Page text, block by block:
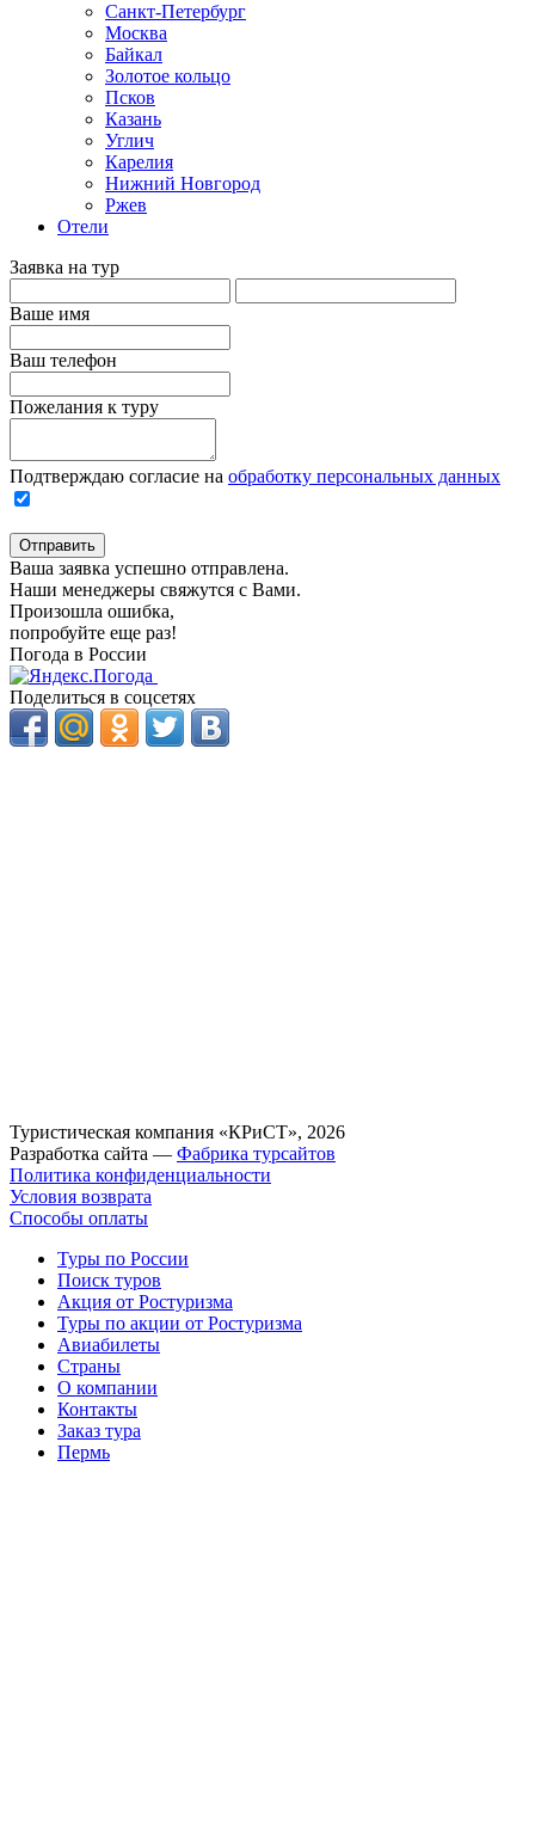
Санкт-Петербург
Москва
Байкал
Золотое кольцо
Псков
Казань
Углич
Карелия
Нижний Новгород
Ржев
Отели
Заявка на тур
Ваше имя
Ваш телефон
Пожелания к туру
Подтверждаю согласие на обработку персональных данных
Отправить
Ваша заявка успешно отправлена.
Наши менеджеры свяжутся с Вами.
Произошла ошибка,
попробуйте еще раз!
Погода в России
Поделиться в соцсетях
Туристическая компания «КРиСТ», 2026
Разработка сайта — Фабрика турсайтов
Политика конфиденциальности
Условия возврата
Способы оплаты
Туры по России
Поиск туров
Акция от Ростуризма
Туры по акции от Ростуризма
Авиабилеты
Страны
О компании
Контакты
Заказ тура
Пермь